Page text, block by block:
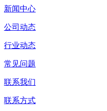
新闻中心
公司动态
行业动态
常见问题
联系我们
联系方式